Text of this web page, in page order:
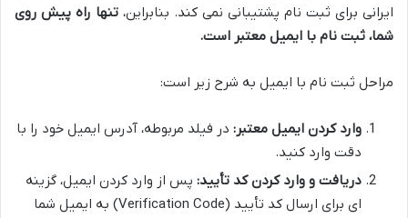
ایرانی برای ثبت نام پشتیبانی نمی کند. بنابراین، تنها راه پیش روی
شما، ثبت نام با ایمیل معتبر است.
مراحل ثبت نام با ایمیل به شرح زیر است:
وارد کردن ایمیل معتبر: در فیلد مربوطه، آدرس ایمیل خود را با
دقت وارد کنید.
دریافت و وارد کردن کد تأیید: پس از وارد کردن ایمیل، گزینه
ای برای ارسال کد تأیید (Verification Code) به ایمیل شما